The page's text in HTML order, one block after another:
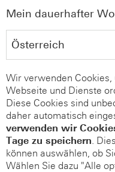
Mein dauerhafter
Wir verwenden
Webseite und Dienste
Diese Cookies sind
daher automatisch
verwenden wir
Tage zu speichern.
können auswählen, ob
Wählen Sie dazu "Alle